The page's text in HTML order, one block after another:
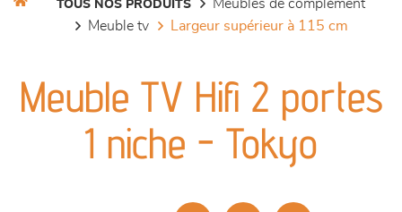
séjours
meubles de complément
TOUS NOS PRODUITS
meubles de complément
meuble tv
largeur supérieur à 115 cm
Meuble TV Hifi 2 portes
1 niche - Tokyo